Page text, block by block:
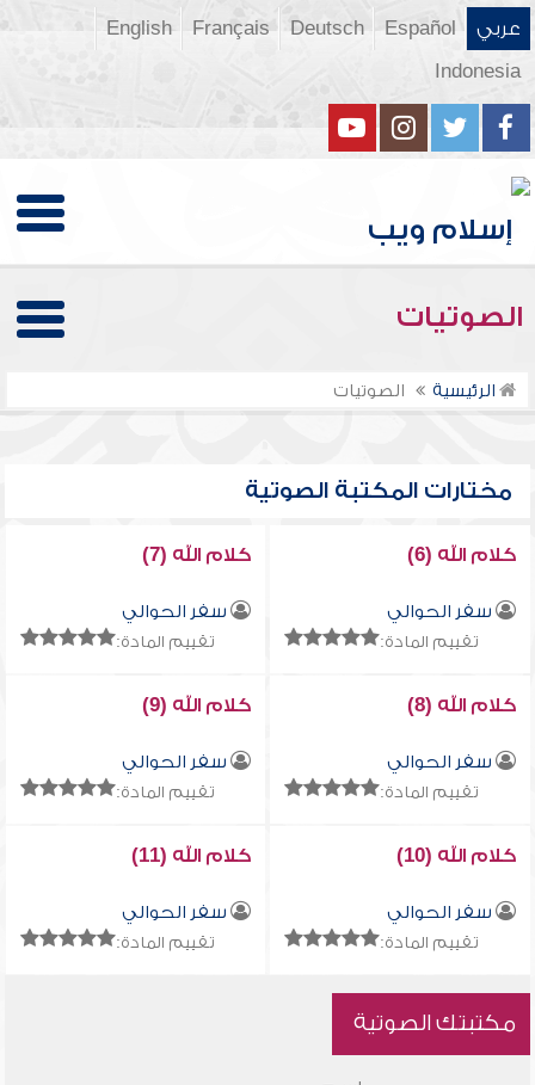
عربي Español
Deutsch
Français
English
Indonesia
الصوتيات
الرئيسية الصوتيات
مختارات المكتبة الصوتية
كلام الله (6)
سفر الحوالي
تقييم المادة:
كلام الله (7)
سفر الحوالي
تقييم المادة:
كلام الله (8)
سفر الحوالي
تقييم المادة:
كلام الله (9)
سفر الحوالي
تقييم المادة:
كلام الله (10)
سفر الحوالي
تقييم المادة:
كلام الله (11)
سفر الحوالي
تقييم المادة:
مكتبتك الصوتية